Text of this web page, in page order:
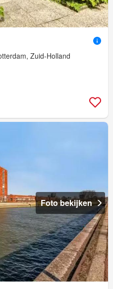
Zuid-Holland
Foto bekijken